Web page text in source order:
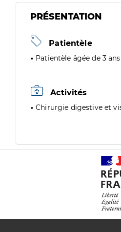
PRÉSENTATION
Patientèle
Patientèle âgée de 3 ans
Activités
Chirurgie digestive et